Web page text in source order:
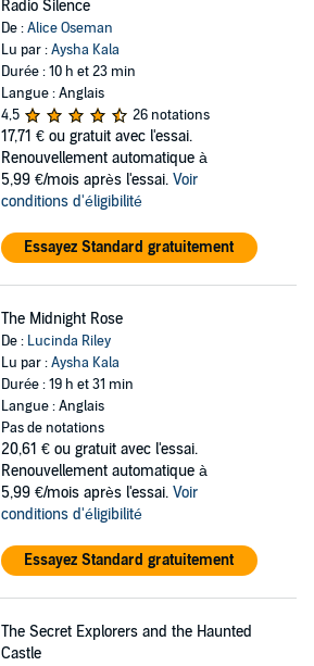
Radio Silence
De :Alice Oseman
Lu par :Aysha Kala
Durée : 10 h et 23 min
Langue : Anglais
4,5
26 notations
17,71 € ou gratuit avec l'essai.
Renouvellement automatique à
5,99 €/mois après l'essai. Voir
conditions d'éligibilité
Essayez Standard gratuitement
The Midnight Rose
De : Lucinda Riley
Lu par :Aysha Kala
Durée : 19 h et 31 min
Langue : Anglais
Pas de notations
20,61 € ou gratuit avec l'essai.
Renouvellement automatique à
5,99 €/mois après l'essai. Voir
conditions d'éligibilité
Essayez Standard gratuitement
The Secret Explorers and the Haunted
Castle